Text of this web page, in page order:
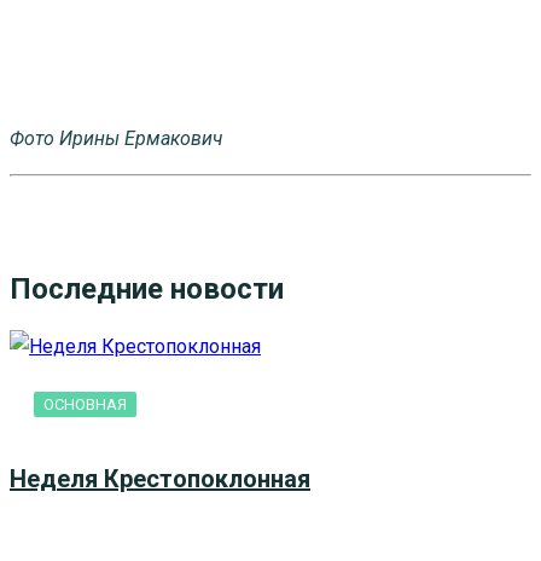
Фото Ирины Ермакович
Последние новости
ОСНОВНАЯ
Неделя Крестопоклонная